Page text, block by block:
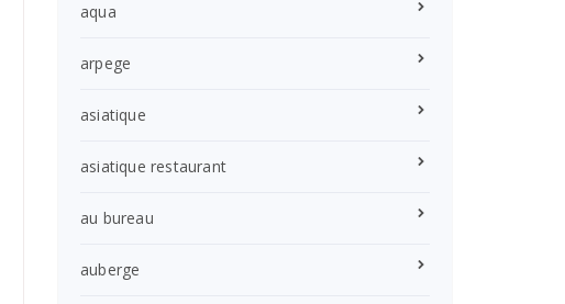
aqua
arpege
asiatique
asiatique restaurant
au bureau
auberge